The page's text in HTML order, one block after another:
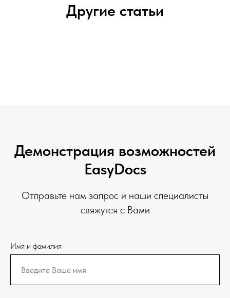
Другие статьи
Демонстрация возможностей
EasyDocs
Отправьте нам запрос и наши специалисты
свяжутся с Вами
Имя и фамилия